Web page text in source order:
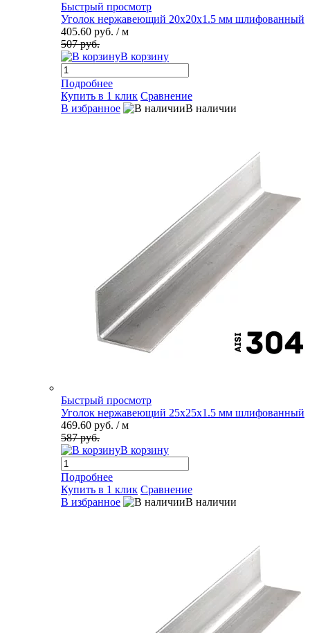
Быстрый просмотр
Уголок нержавеющий 20х20х1.5 мм шлифованный
405.60 руб. / м
507 руб.
В корзину
Подробнее
Купить в 1 клик Сравнение
В избранное
В наличии
Быстрый просмотр
Уголок нержавеющий 25х25х1.5 мм шлифованный
469.60 руб. / м
587 руб.
В корзину
Подробнее
Купить в 1 клик Сравнение
В избранное
В наличии